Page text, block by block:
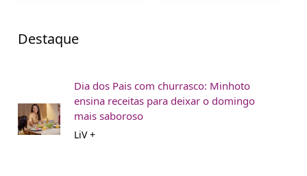
Destaque
Dia dos Pais com churrasco: Minhoto
ensina receitas para deixar o domingo
mais saboroso
LiV +